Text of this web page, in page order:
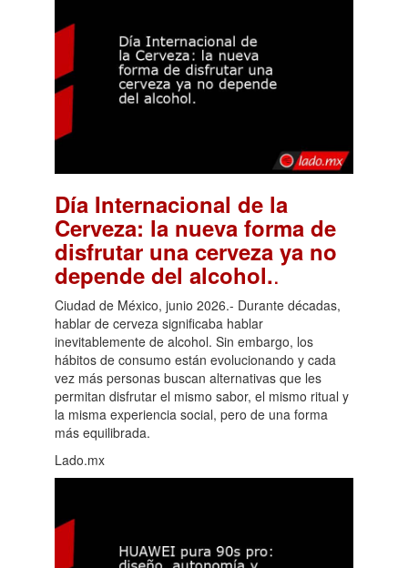
Día Internacional de la
Cerveza: la nueva forma de
disfrutar una cerveza ya no
depende del alcohol..
Ciudad de México, junio 2026.- Durante décadas,
hablar de cerveza significaba hablar
inevitablemente de alcohol. Sin embargo, los
hábitos de consumo están evolucionando y cada
vez más personas buscan alternativas que les
permitan disfrutar el mismo sabor, el mismo ritual y
la misma experiencia social, pero de una forma
más equilibrada.
Lado.mx